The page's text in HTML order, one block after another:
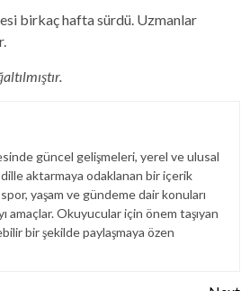
birkaç hafta sürdü. Uzmanlar
güncel gelişmeleri, yerel ve ulusal
aktarmaya odaklanan bir içerik
yaşam ve gündeme dair konuları
amaçlar. Okuyucular için önem taşıyan
bir şekilde paylaşmaya özen